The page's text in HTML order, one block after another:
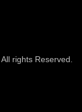
rights Reserved.